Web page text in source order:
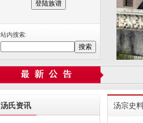
站内搜索:
汤氏资讯 汤宗史